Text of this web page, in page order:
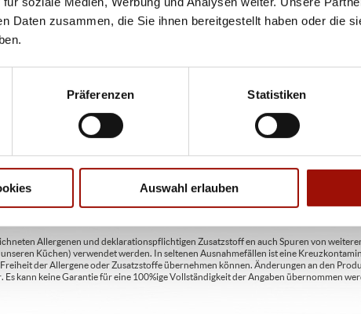
Daten zusammen, die Sie ihnen bereitgestellt haben oder die
Präferenzen Statistiken
Auswahl erlauben
mit Geschmacksverstärker 5 - geschwefelt 6 - geschwärzt 7 - gewachst 8 - mit
zur Angabe 13 - enthält eine Phenylalaninquelle (zusätzlich zur Angabe 14 -
Milcheiweiß (bei Fleischerzeugnissen) 19 - mit Säuerungsmitteln 20 - mit Taurin 21
23 - mit Nitritpökelsalz 24 - enthält Alkohol 25 - mit Stabilisatoren 26 - mit
A2 - enthält glutenhaltiges Getreide / Roggen A3 - enthält glutenhaltiges
- enthält Eier und daraus gewonnene Erzeugnisse D - enthält Fische und daraus
daraus gewonnene Erzeugnisse (einschließlich Laktose) H - enthält Schalenfrüchte
gewonnene Erzeugnisse / Haselnüsse H3 - enthält Schalenfrüchte sowie daraus
gewonnene Erzeugnisse / Pecannüsse H6 - enthält Schalenfrüchte sowie
gewonnene Erzeugnisse / Macadamianüsse I - enthält Sellerie und daraus
M - enthält Lupinen und daraus gewonnene Erzeugnisse
Allergenen und deklarationspflichtigen Zusatzstoff en auch Spuren von
Küchen) verwendet werden. In seltenen Ausnahmefällen ist eine
der Allergene oder Zusatzstoffe übernehmen können. Änderungen an den
kann keine Garantie für eine 100%ige Vollständigkeit der Angaben übernommen